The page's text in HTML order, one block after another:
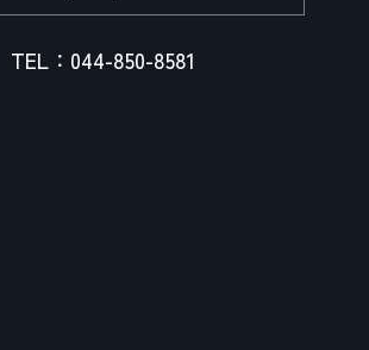
TEL：044-850-8581